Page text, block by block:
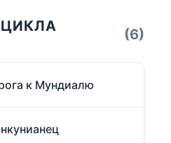
ЦИКЛА
(6)
к Мундиалю